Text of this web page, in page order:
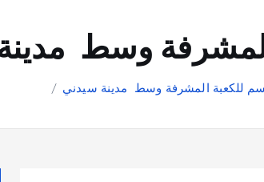
وسط
للكعبة المشرفة وسط مدينة سيدني